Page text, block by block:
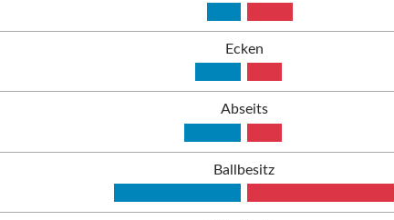
Ecken
Abseits
Ballbesitz